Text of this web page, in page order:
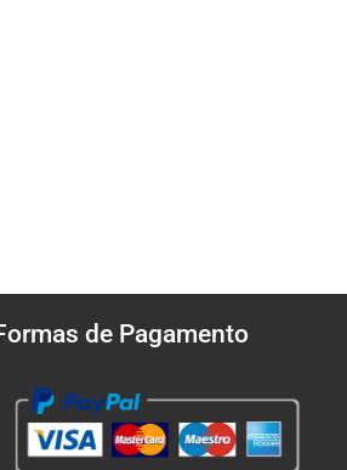
de Pagamento